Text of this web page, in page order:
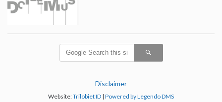
Disclaimer
Website:Trilobiet ID | Powered by Legendo DMS